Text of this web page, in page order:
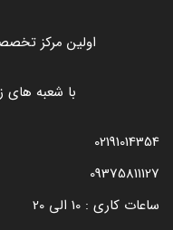
اولین مرکز
با شعبه های
02191014354
09375811127
ساعات کاری : 10 الی 20